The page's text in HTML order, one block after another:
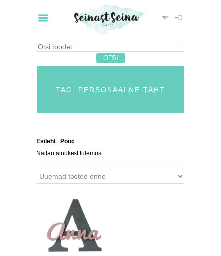
TAG: PERSONAALNE TÄHT
Esileht Pood
Näitan ainukest tulemust